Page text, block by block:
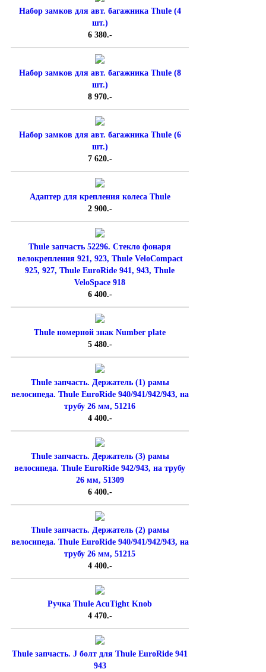
Набор замков для авт. багажника Thule (4
шт.)
6 380.-
Набор замков для авт. багажника Thule (8
шт.)
8 970.-
Набор замков для авт. багажника Thule (6
шт.)
7 620.-
Адаптер для крепления колеса Thule
2 900.-
Thule запчасть 52296. Стекло фонаря
велокрепления 921, 923, Thule VeloCompact
925, 927, Thule EuroRide 941, 943, Thule
VeloSpace 918
6 400.-
Thule номерной знак Number plate
5 480.-
Thule запчасть. Держатель (1) рамы
велосипеда. Thule EuroRide 940/941/942/943, на
трубу 26 мм, 51216
4 400.-
Thule запчасть. Держатель (3) рамы
велосипеда. Thule EuroRide 942/943, на трубу
26 мм, 51309
6 400.-
Thule запчасть. Держатель (2) рамы
велосипеда. Thule EuroRide 940/941/942/943, на
трубу 26 мм, 51215
4 400.-
Ручка Thule AcuTight Knob
4 470.-
Thule запчасть. J болт для Thule EuroRide 941
943